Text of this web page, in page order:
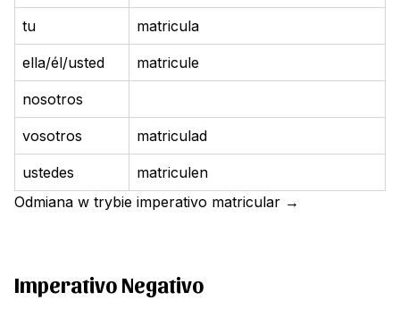
tu matricula
ella/él/usted matricule
nosotros
vosotros matriculad
ustedes
matriculen
Odmiana w trybie imperativo matricular →
Imperativo Negativo